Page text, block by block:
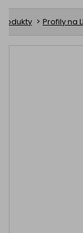
Profily na